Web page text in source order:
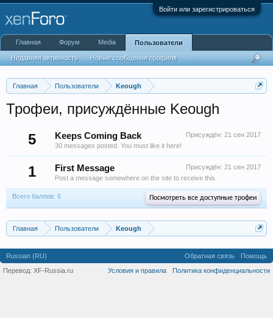
Войти или зарегистрироваться
Главная Пользователи Keough
Трофеи, присуждённые Keough
5
Присуждён: 21 сен 2017
Keeps Coming Back
30 messages posted. You must like it here!
1 Присуждён: 21 сен 2017
First Message
Post a message somewhere on the site to receive this.
Всего баллов: 6 Посмотреть все доступные трофеи
Главная Пользователи Keough
Главная Форум Media Пользователи
Недавняя активность Новые сообщения профиля
Russian (RU) Обратная связь
Помощь
Условия и правила
Политика конфиденциальности
Перевод: XF-Russia.ru